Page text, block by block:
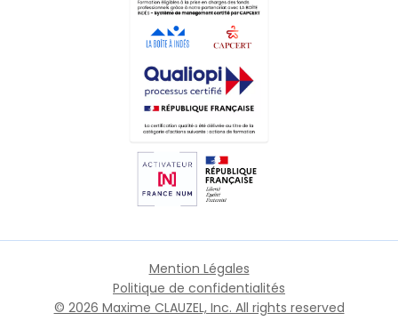
Mention Légales
Politique de confidentialités
© 2026 Maxime CLAUZEL, Inc. All rights reserved